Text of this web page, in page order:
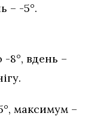
– -5°.
-8°, вдень –
максимум –